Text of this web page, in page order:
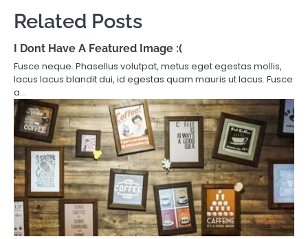
Related Posts
I Dont Have A Featured Image :(
Fusce neque. Phasellus volutpat, metus eget egestas mollis,
lacus lacus blandit dui, id egestas quam mauris ut lacus. Fusce
a…